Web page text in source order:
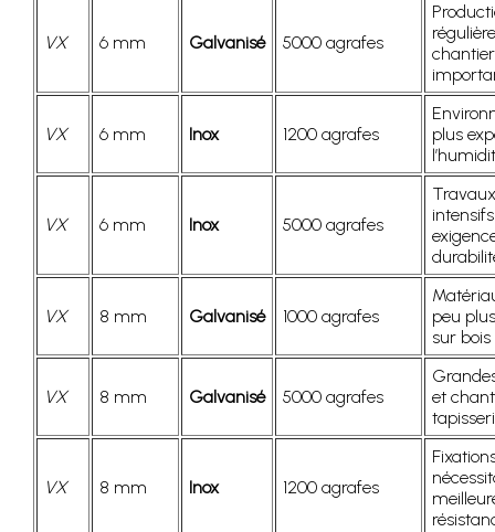
VX 6 mm Galvanisé 5000 agrafes
VX 6 mm Inox 1200 agrafes
plus
VX 6 mm Inox 5000 agrafes
Travaux
VX 8 mm Galvanisé 1000 agrafes
peu
sur bois
VX 8 mm Galvanisé 5000 agrafes
et
VX 8 mm Inox 1200 agrafes